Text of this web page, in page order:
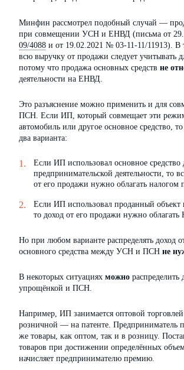
Минфин рассмотрел подобный случай —
при совмещении УСН и ЕНВД (письма от
09/4088 и от 19.02.2021 № 03-11-11/11913). В
всю выручку от продажи следует учитывать
потому что продажа основных средств не
деятельности на ЕНВД.
Это разъяснение можно применить и для
ПСН. Если ИП, который совмещает эти
автомобиль или другое основное средство,
два варианта:
Если ИП использовал основное средство
предпринимательской деятельности, то
от его продажи нужно облагать
Если ИП использовал проданный объект
то доход от его продажи нужно
Но при любом варианте распределять доход
основного средства между УСН и ПСН не
В некоторых ситуациях можно распределить
упрощёнкой и ПСН.
Например, ИП занимается оптовой
розничной — на патенте. Предприниматель
же товары, как оптом, так и в розницу.
товаров при достижении определённых
начисляет предпринимателю премию.